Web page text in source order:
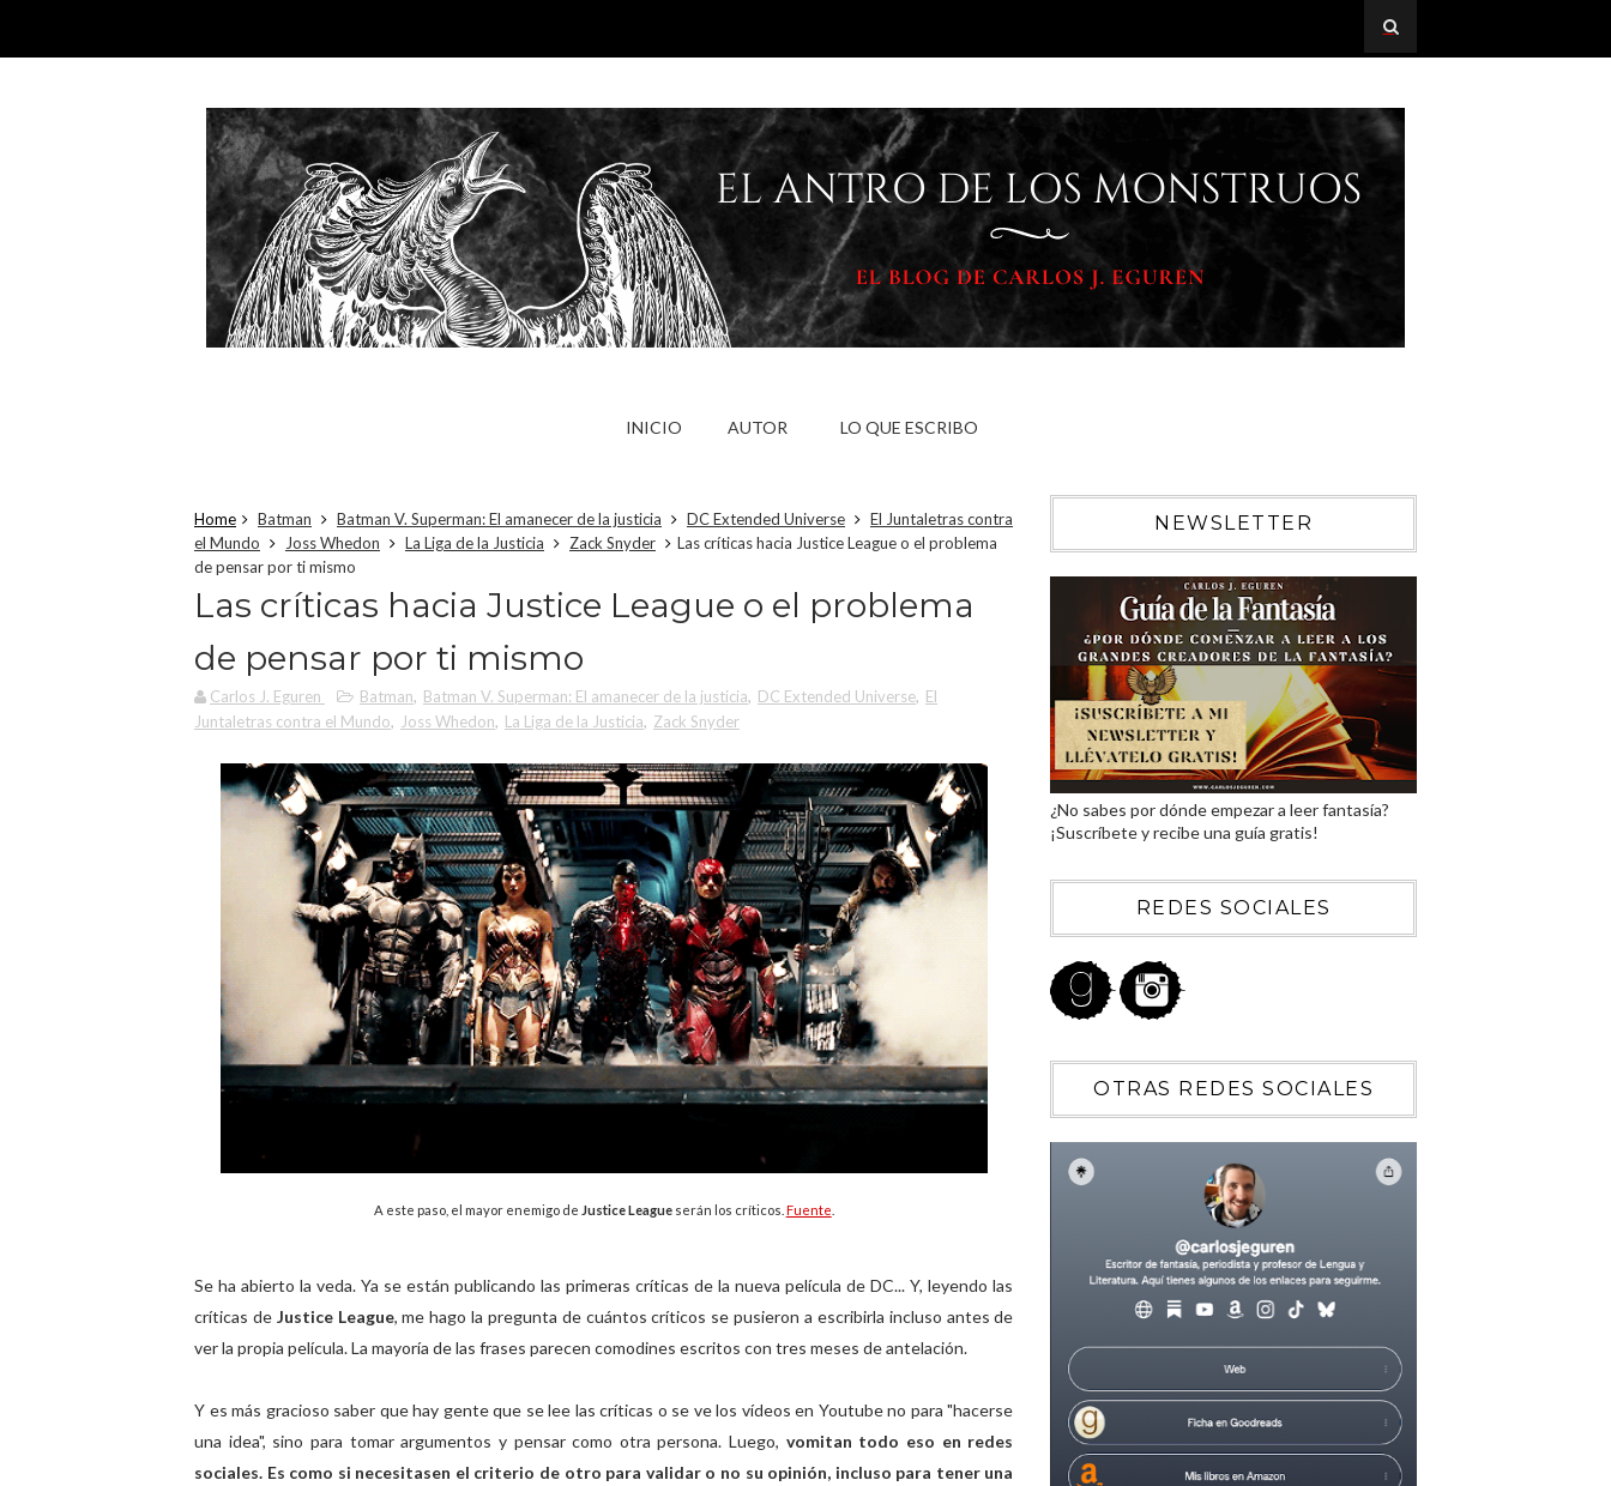
INICIO AUTOR LO QUE ESCRIBO
Home Batman Batman V. Superman: El amanecer de la justicia DC Extended Universe
El Juntaletras contra
el Mundo
Joss Whedon La Liga de la Justicia Zack Snyder
Las críticas hacia Justice League o el problema
de pensar por ti mismo
Las críticas hacia Justice League o el problema
de pensar por ti mismo
Carlos J. Eguren Batman, Batman V. Superman: El amanecer de la justicia, DC Extended Universe, El
Juntaletras contra el Mundo, Joss Whedon, La Liga de la Justicia, Zack Snyder
A este paso, el mayor enemigo de Justice Leagueserán los críticos. Fuente
Se ha abierto la veda. Ya se están publicando las primeras críticas de la nueva película de DC... Y, leyendo las
críticas de Justice League, me hago la pregunta de cuántos críticos se pusieron a escribirla incluso antes de
ver la propia película. La mayoría de las frases parecen comodines escritos con tres meses de antelación.
Y es más gracioso saber que hay gente que se lee las críticas o se ve los vídeos en Youtube no para "hacerse
una idea", sino para tomar argumentos y pensar como otra persona. Luego, vomitan todo eso en redes
sociales. Es como si necesitasen el criterio de otro para validar o no su opinión, incluso para tener una
NEWSLETTER
¿No sabes por dónde empezar a leer fantasía?
¡Suscríbete y recibe una guía gratis!
REDES SOCIALES
OTRAS REDES SOCIALES